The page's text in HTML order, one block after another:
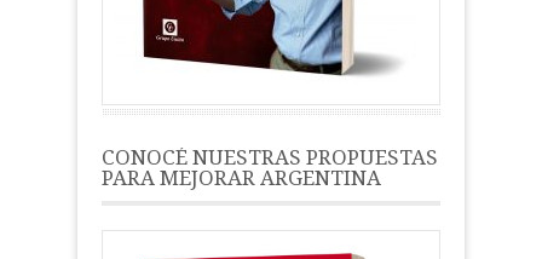
CONOCÉ NUESTRAS PROPUESTAS
PARA MEJORAR ARGENTINA